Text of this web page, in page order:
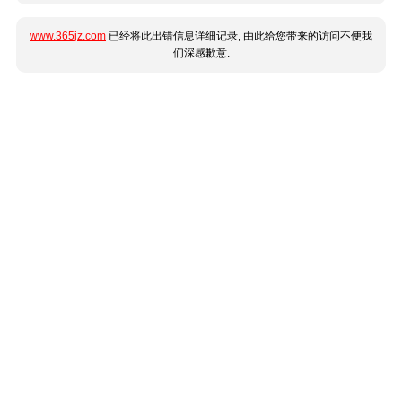
www.365jz.com 已经将此出错信息详细记录, 由此给您带来的访问不便我
们深感歉意.